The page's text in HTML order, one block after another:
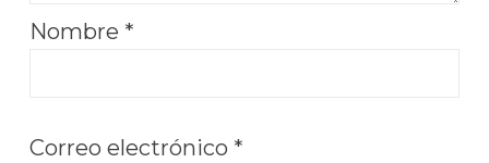
Nombre *
Correo electrónico *